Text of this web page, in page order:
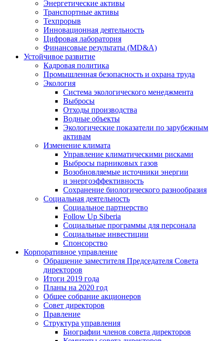
Энергетические активы
Транспортные активы
Техпрорыв
Инновационная деятельность
Цифровая лаборатория
Финансовые результаты (MD&A)
Устойчивое развитие
Кадровая политика
Промышленная безопасность и охрана труда
Экология
Система экологического менеджмента
Выбросы
Отходы производства
Водные объекты
Экологические показатели по зарубежным
активам
Изменение климата
Управление климатическими рисками
Выбросы парниковых газов
Возобновляемые источники энергии
и энергоэффективность
Сохранение биологического разнообразия
Социальная деятельность
Социальное партнерство
Follow Up Siberia
Социальные программы для персонала
Социальные инвестиции
Спонсорство
Корпоративное управление
Обращение заместителя Председателя Совета
директоров
Итоги 2019 года
Планы на 2020 год
Общее собрание акционеров
Совет директоров
Правление
Структура управления
Биографии членов совета директоров